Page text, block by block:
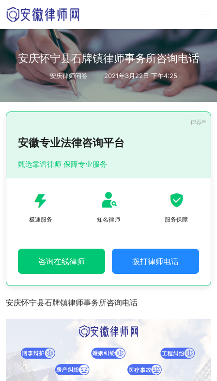
安庆怀宁县石牌镇律师事务所咨询电话
安庆律师问答 2021年3月22日 下午4:25
安徽专业法律咨询平台
甄选靠谱律师 保障专业服务
极速服务 知名律师 服务保障
咨询在线律师 拨打律师电话
安庆怀宁县石牌镇律师事务所咨询电话